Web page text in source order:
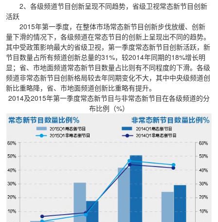
2、各级频道节目创新呈现不同趋势，省级卫视常态新节目创新
活跃
2015年第一季度，在整体市场常态新节目创新步伐放缓、创新
量下滑的情况下，各级频道在常态节目的创新上呈现出不同的趋势。
其中受政策影响最大的省级卫视，第一季度常态新节目创新活跃，新
节目数量占所有频道创新总量的31%，较2014年同期的18%增长明
显；省、市地面频道常态新节目数量占比则有不同程度的下滑。各级
频道非常态新节目创新格局较去年同期变化不大，其中中央级频道创
新比重略降，省、市地面频道创新比重略有提升。
2014及2015年第一季度常态新节目与非常态新节目在各级频道的分
布比例（%）